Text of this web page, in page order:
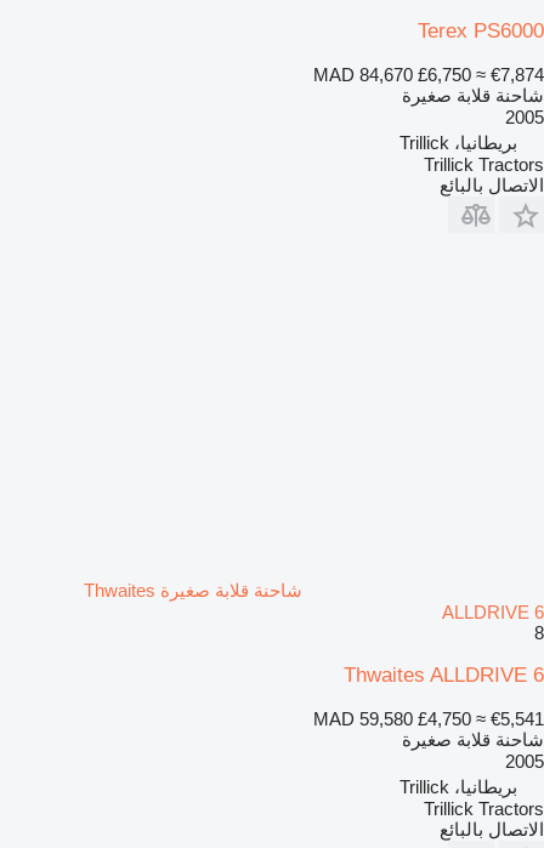
Terex PS6000
MAD 84,670 £6,750 ≈ €7,874
شاحنة قلابة صغيرة
2005
بريطانيا، Trillick
Trillick Tractors
الاتصال بالبائع
شاحنة قلابة صغيرة Thwaites
ALLDRIVE 6
8
Thwaites ALLDRIVE 6
MAD 59,580 £4,750 ≈ €5,541
شاحنة قلابة صغيرة
2005
بريطانيا، Trillick
Trillick Tractors
الاتصال بالبائع